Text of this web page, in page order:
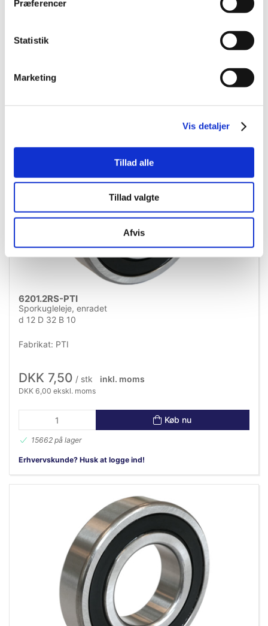
Præferencer
Statistik
Marketing
Vis detaljer
Tillad alle
Tillad valgte
Afvis
Erhvervskunde? Husk at logge ind!
6201.2RS-PTI
Sporkugleleje, enradet
d 12 D 32 B 10
Fabrikat: PTI
DKK 7,50 / stk inkl. moms
DKK 6,00 ekskl. moms
Køb nu
15662 på lager
Erhvervskunde? Husk at logge ind!